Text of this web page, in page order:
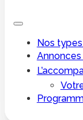
Nos
Annonces